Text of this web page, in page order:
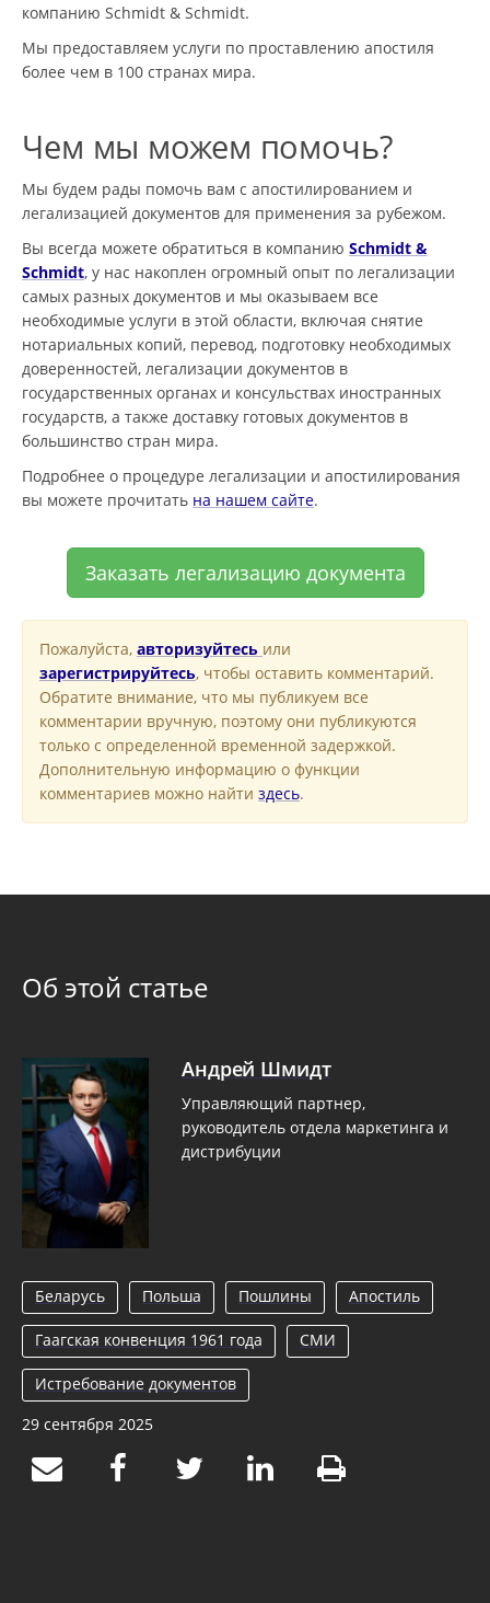
компанию Schmidt & Schmidt.
Мы предоставляем услуги по проставлению апостиля
более чем в 100 странах мира.
Чем мы можем помочь?
Мы будем рады помочь вам с апостилированием и
легализацией документов для применения за рубежом.
Вы всегда можете обратиться в компанию Schmidt &
Schmidt, у нас накоплен огромный опыт по легализации
самых разных документов и мы оказываем все
необходимые услуги в этой области, включая снятие
нотариальных копий, перевод, подготовку необходимых
доверенностей, легализации документов в
государственных органах и консульствах иностранных
государств, а также доставку готовых документов в
большинство стран мира.
Подробнее о процедуре легализации и апостилирования
вы можете прочитать на нашем сайте.
Заказать легализацию документа
Пожалуйста, авторизуйтесь или
зарегистрируйтесь, чтобы оставить комментарий.
Обратите внимание, что мы публикуем все
комментарии вручную, поэтому они публикуются
только с определенной временной задержкой.
Дополнительную информацию о функции
комментариев можно найти здесь.
Об этой статье
Андрей Шмидт
Управляющий партнер,
руководитель отдела маркетинга и
дистрибуции
Беларусь Польша Пошлины Апостиль
Гаагская конвенция 1961 года СМИ
Истребование документов
29 сентября 2025